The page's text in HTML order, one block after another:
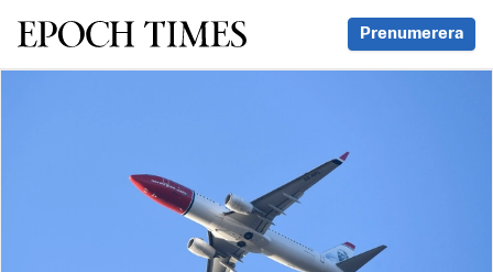
Svenska Epoch Times Prenumerera